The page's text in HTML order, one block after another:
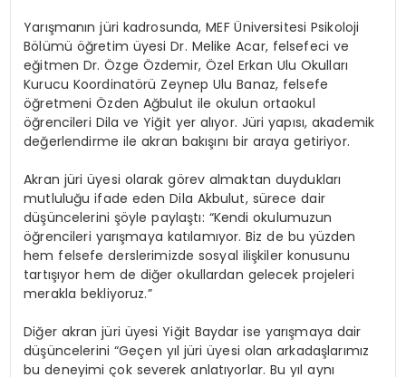
Yarışmanın jüri kadrosunda, MEF Üniversitesi Psikoloji
Bölümü öğretim üyesi Dr. Melike Acar, felsefeci ve
eğitmen Dr. Özge Özdemir, Özel Erkan Ulu Okulları
Kurucu Koordinatörü Zeynep Ulu Banaz, felsefe
öğretmeni Özden Ağbulut ile okulun ortaokul
öğrencileri Dila ve Yiğit yer alıyor. Jüri yapısı, akademik
değerlendirme ile akran bakışını bir araya getiriyor.
Akran jüri üyesi olarak görev almaktan duydukları
mutluluğu ifade eden Dila Akbulut, sürece dair
düşüncelerini şöyle paylaştı: “Kendi okulumuzun
öğrencileri yarışmaya katılamıyor. Biz de bu yüzden
hem felsefe derslerimizde sosyal ilişkiler konusunu
tartışıyor hem de diğer okullardan gelecek projeleri
merakla bekliyoruz.”
Diğer akran jüri üyesi Yiğit Baydar ise yarışmaya dair
düşüncelerini “Geçen yıl jüri üyesi olan arkadaşlarımız
bu deneyimi çok severek anlatıyorlar. Bu yıl aynı